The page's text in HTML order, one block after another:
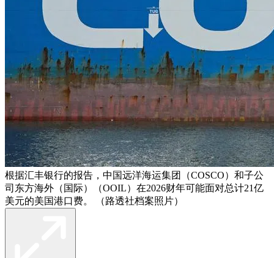
根据汇丰银行的报告，中国远洋海运集团（COSCO）和子公
司东方海外（国际）（OOIL）在2026财年可能面对总计21亿
美元的美国港口费。 （路透社档案照片）